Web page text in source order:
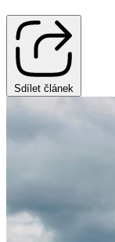
Sdílet článek